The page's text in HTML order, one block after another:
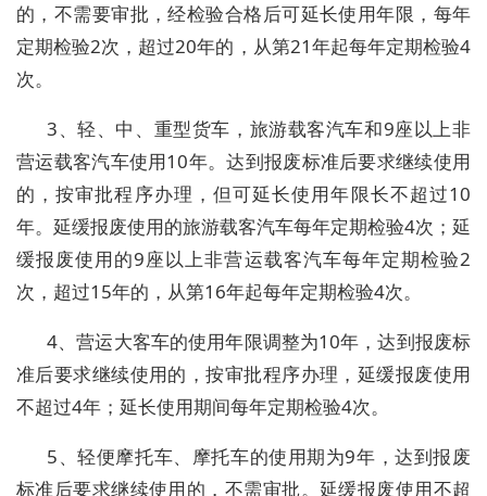
的，不需要审批，经检验合格后可延长使用年限，每年
定期检验2次，超过20年的，从第21年起每年定期检验4
次。
3、轻、中、重型货车，旅游载客汽车和9座以上非
营运载客汽车使用10年。达到报废标准后要求继续使用
的，按审批程序办理，但可延长使用年限长不超过10
年。延缓报废使用的旅游载客汽车每年定期检验4次；延
缓报废使用的9座以上非营运载客汽车每年定期检验2
次，超过15年的，从第16年起每年定期检验4次。
4、营运大客车的使用年限调整为10年，达到报废标
准后要求继续使用的，按审批程序办理，延缓报废使用
不超过4年；延长使用期间每年定期检验4次。
5、轻便摩托车、摩托车的使用期为9年，达到报废
标准后要求继续使用的，不需审批。延缓报废使用不超